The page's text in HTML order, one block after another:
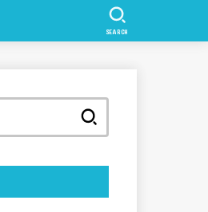
SEARCH